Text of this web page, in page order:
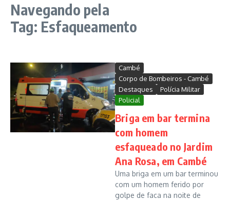
Navegando pela
Tag: Esfaqueamento
Cambé
Corpo de Bombeiros - Cambé
Destaques
Polícia Militar
Policial
Briga em bar termina
com homem
esfaqueado no Jardim
Ana Rosa, em Cambé
Uma briga em um bar terminou
com um homem ferido por
golpe de faca na noite de